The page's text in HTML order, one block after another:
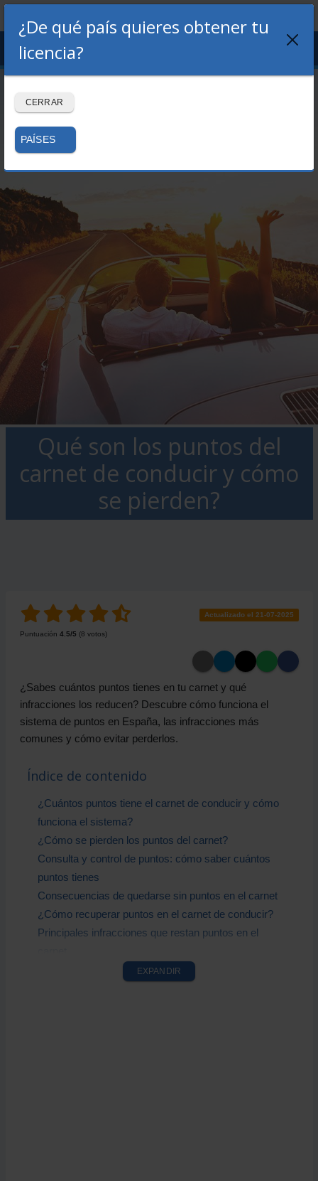
LOGIN REGISTRO
Menu
Qué son los puntos del
carnet de conducir y cómo
se pierden?
Puntuación 4.5/5 (8 votos)
Actualizado el 21-07-2025
¿Sabes cuántos puntos tienes en tu carnet y qué
infracciones los reducen? Descubre cómo funciona el
sistema de puntos en España, las infracciones más
comunes y cómo evitar perderlos.
Índice de contenido
¿Cuántos puntos tiene el carnet de conducir y cómo
funciona el sistema?
¿Cómo se pierden los puntos del carnet?
Consulta y control de puntos: cómo saber cuántos
puntos tienes
Consecuencias de quedarse sin puntos en el carnet
¿Cómo recuperar puntos en el carnet de conducir?
Principales infracciones que restan puntos en el
Recomendaciones para evitar la pérdida de puntos
EXPANDIR
¿De qué país quieres obtener tu
licencia?
CERRAR
PAÍSES